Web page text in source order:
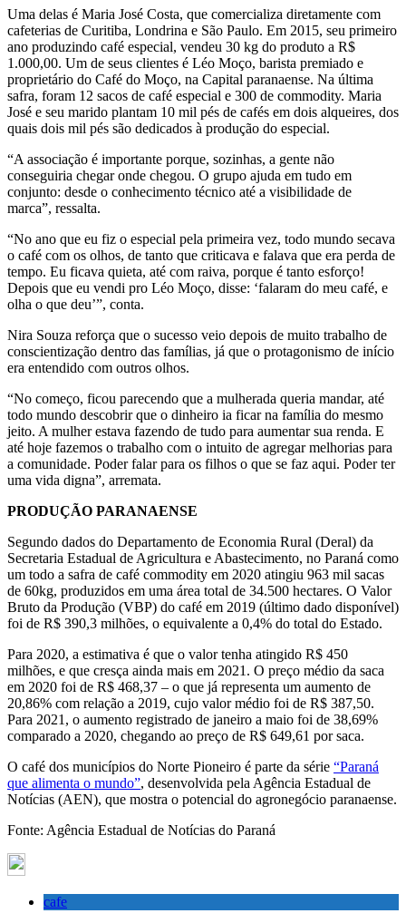
Uma delas é Maria José Costa, que comercializa diretamente com
cafeterias de Curitiba, Londrina e São Paulo. Em 2015, seu primeiro
ano produzindo café especial, vendeu 30 kg do produto a R$
1.000,00. Um de seus clientes é Léo Moço, barista premiado e
proprietário do Café do Moço, na Capital paranaense. Na última
safra, foram 12 sacos de café especial e 300 de commodity. Maria
José e seu marido plantam 10 mil pés de cafés em dois alqueires, dos
quais dois mil pés são dedicados à produção do especial.
“A associação é importante porque, sozinhas, a gente não
conseguiria chegar onde chegou. O grupo ajuda em tudo em
conjunto: desde o conhecimento técnico até a visibilidade de
marca”, ressalta.
“No ano que eu fiz o especial pela primeira vez, todo mundo secava
o café com os olhos, de tanto que criticava e falava que era perda de
tempo. Eu ficava quieta, até com raiva, porque é tanto esforço!
Depois que eu vendi pro Léo Moço, disse: ‘falaram do meu café, e
olha o que deu’”, conta.
Nira Souza reforça que o sucesso veio depois de muito trabalho de
conscientização dentro das famílias, já que o protagonismo de início
era entendido com outros olhos.
“No começo, ficou parecendo que a mulherada queria mandar, até
todo mundo descobrir que o dinheiro ia ficar na família do mesmo
jeito. A mulher estava fazendo de tudo para aumentar sua renda. E
até hoje fazemos o trabalho com o intuito de agregar melhorias para
a comunidade. Poder falar para os filhos o que se faz aqui. Poder ter
uma vida digna”, arremata.
PRODUÇÃO PARANAENSE
Segundo dados do Departamento de Economia Rural (Deral) da
Secretaria Estadual de Agricultura e Abastecimento, no Paraná como
um todo a safra de café commodity em 2020 atingiu 963 mil sacas
de 60kg, produzidos em uma área total de 34.500 hectares. O Valor
Bruto da Produção (VBP) do café em 2019 (último dado disponível)
foi de R$ 390,3 milhões, o equivalente a 0,4% do total do Estado.
Para 2020, a estimativa é que o valor tenha atingido R$ 450
milhões, e que cresça ainda mais em 2021. O preço médio da saca
em 2020 foi de R$ 468,37 – o que já representa um aumento de
20,86% com relação a 2019, cujo valor médio foi de R$ 387,50.
Para 2021, o aumento registrado de janeiro a maio foi de 38,69%
comparado a 2020, chegando ao preço de R$ 649,61 por saca.
O café dos municípios do Norte Pioneiro é parte da série “Paraná
que alimenta o mundo”, desenvolvida pela Agência Estadual de
Notícias (AEN), que mostra o potencial do agronegócio paranaense.
Fonte: Agência Estadual de Notícias do Paraná
cafe